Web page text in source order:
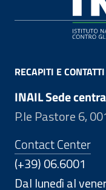
RECAPITI E CONTATTI
INAIL Sede
P.le Pastore 6,
Contact Center
(+39) 06.6001
Dal lunedì al